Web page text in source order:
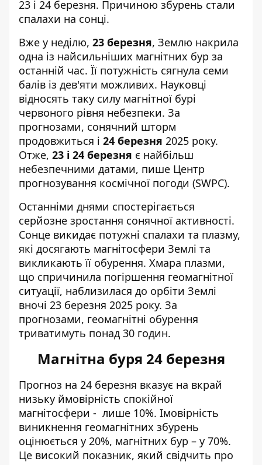
23 і 24 березня. Причиною збурень стали
спалахи на сонці.
Вже у неділю, 23 березня, Землю накрила
одна із найсильніших магнітних бур за
останній час. Її потужність сягнула семи
балів із дев'яти можливих. Науковці
відносять таку силу магнітної бурі
червоного рівня небезпеки. За
прогнозами, сонячний шторм
продовжиться і 24 березня 2025 року.
Отже, 23 і 24 березня є найбільш
небезпечними датами, пише Центр
прогнозування космічної погоди (SWPC).
Останніми днями спостерігається
серйозне зростання сонячної активності.
Сонце викидає потужні спалахи та плазму,
які досягають магнітосфери Землі та
викликають її обурення. Хмара плазми,
що спричинила погіршення геомагнітної
ситуації, наблизилася до орбіти Землі
вночі 23 березня 2025 року. За
прогнозами, геомагнітні обурення
триватимуть понад 30 годин.
Магнітна буря 24 березня
Прогноз на 24 березня вказує на вкрай
низьку ймовірність спокійної
магнітосфери - лише 10%. Імовірність
виникнення геомагнітних збурень
оцінюється у 20%, магнітних бур – у 70%.
Це високий показник, який свідчить про